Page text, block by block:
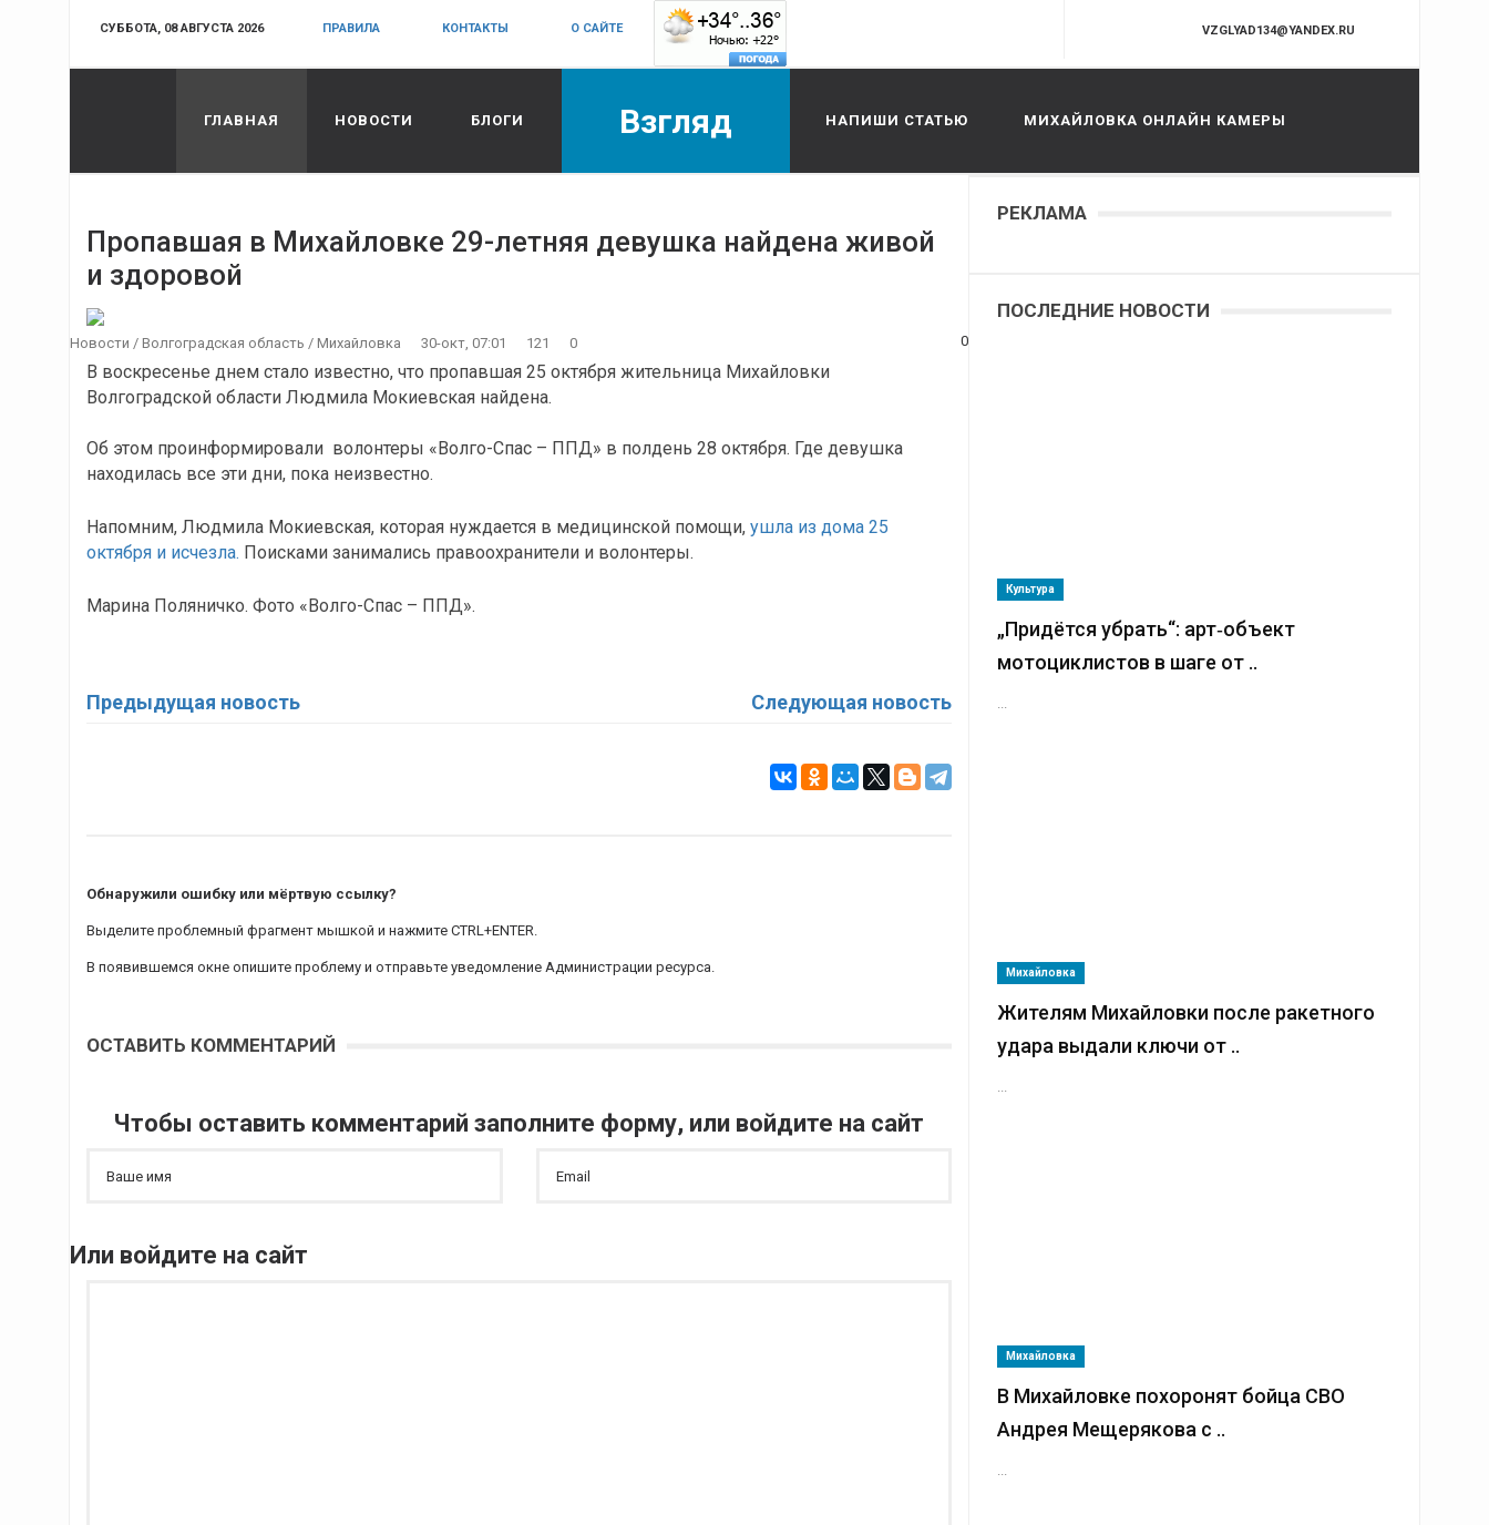
СУББОТА, 08 АВГУСТА 2026 ПРАВИЛА КОНТАКТЫ О САЙТЕ VZGLYAD134@YANDEX.RU
ГЛАВНАЯ НОВОСТИ БЛОГИ Взгляд НАПИШИ СТАТЬЮ МИХАЙЛОВКА ОНЛАЙН КАМЕРЫ
Пропавшая в Михайловке 29-летняя девушка найдена живой
и здоровой
Новости / Волгоградская область / Михайловка 30-окт, 07:01 121 0 0
В воскресенье днем стало известно, что пропавшая 25 октября жительница Михайловки
Волгоградской области Людмила Мокиевская найдена.
Об этом проинформировали волонтеры «Волго-Спас – ППД» в полдень 28 октября. Где девушка
находилась все эти дни, пока неизвестно.
Напомним, Людмила Мокиевская, которая нуждается в медицинской помощи, ушла из дома 25
октября и исчезла. Поисками занимались правоохранители и волонтеры.
Марина Поляничко. Фото «Волго-Спас – ППД».
Предыдущая новость Следующая новость
Обнаружили ошибку или мёртвую ссылку?
Выделите проблемный фрагмент мышкой и нажмите CTRL+ENTER.
В появившемся окне опишите проблему и отправьте уведомление Администрации ресурса.
ОСТАВИТЬ КОММЕНТАРИЙ
Чтобы оставить комментарий заполните форму, или войдите на сайт
Или войдите на сайт
РЕКЛАМА
ПОСЛЕДНИЕ НОВОСТИ
Культура
„Придётся убрать“: арт‑объект
мотоциклистов в шаге от ..
...
Михайловка
Жителям Михайловки после ракетного
удара выдали ключи от ..
...
Михайловка
В Михайловке похоронят бойца СВО
Андрея Мещерякова с ..
...